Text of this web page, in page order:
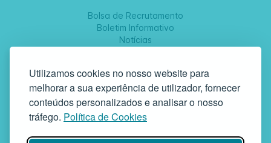
Utilizamos cookies no nosso website para
melhorar a sua experiência de utilizador, fornecer
conteúdos personalizados e analisar o nosso
tráfego. Política de Cookies
Bolsa de Recrutamento
Boletim Informativo
Notícias
SIGA-NOS
GAF | Gabinete de Atendimento à Família